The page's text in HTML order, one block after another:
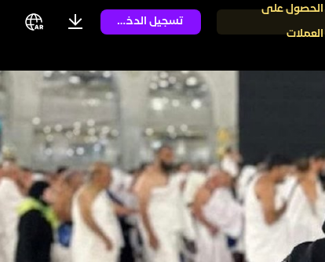
الحصول على
العملات
تسجيل الدخول